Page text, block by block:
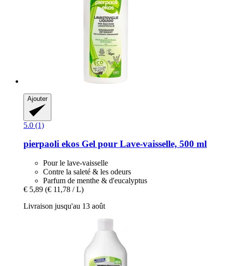
Ajouter
5.0 (1)
pierpaoli ekos Gel pour Lave-​vaisselle, 500 ml
Pour le lave-vaisselle
Contre la saleté & les odeurs
Parfum de menthe & d'eucalyptus
€ 5,89 (€ 11,78 / L)
Livraison jusqu'au 13 août